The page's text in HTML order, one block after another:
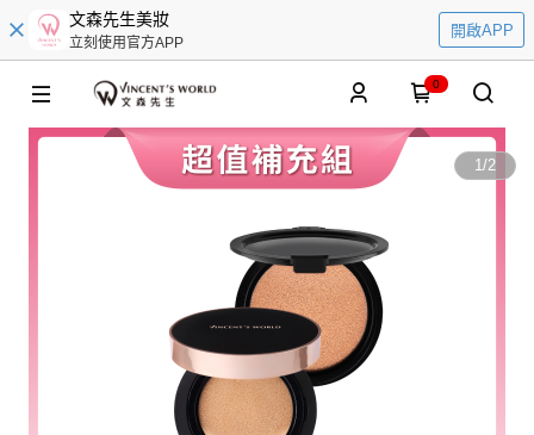
文森先生美妝
立刻使用官方APP
開啟APP
0
1/2